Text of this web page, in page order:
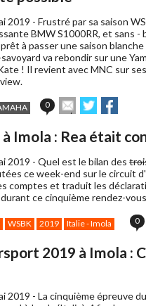
2019 - Frustré par sa saison
BMW S1000RR, et sans -
à passer une saison
va rebondir sur une
! Il revient avec MNC sur
0
Envoyer
cet
à
ami
Partager
sur sur
Imola : Rea était
2019 - Quel est le bilan des
ce week-end sur le circuit
comptes et traduit les
ce cinquième rendez-
WSBK 2019 Italie - Imola 0
2019 à Imola :
2019 - La cinquième épreuve